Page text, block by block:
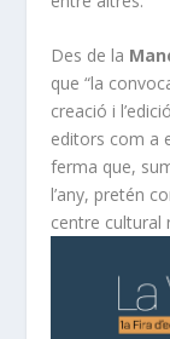
Des de la
que “la
creació i
editors com a
ferma que,
l’any, pretén
centre cultural